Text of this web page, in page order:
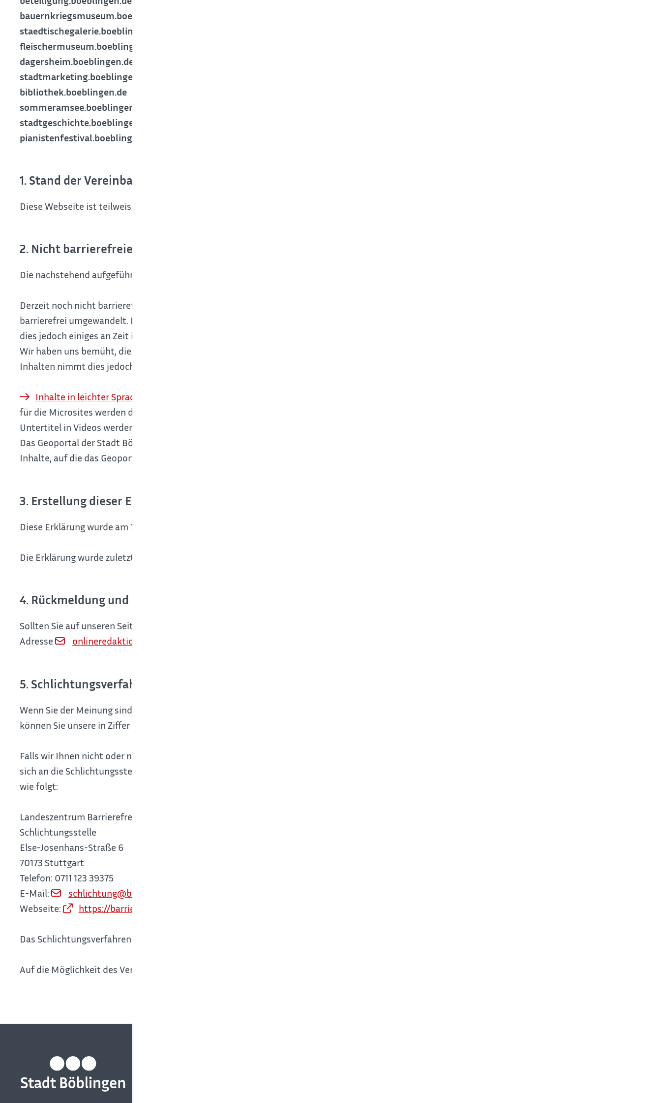
bauernkriegsmuseum.boeblingen.de
staedtischegalerie.boeblingen.de
fleischermuseum.boeblingen.de
dagersheim.boeblingen.de
stadtmarketing.boeblingen.de
bibliothek.boeblingen.de
sommeramsee.boeblingen.de
stadtgeschichte.boeblingen.de
pianistenfestival.boeblingen.de
1. Stand der Vereinbarkeit mit den Anforderungen
Diese Webseite ist teilweise mit § 10 Absatz 1 L-BGG vereinbar.
2. Nicht barrierefreie Inhalte
Die nachstehend aufgeführten Inhalte sind aus den folgenden Gründen nicht barrierefrei:
Derzeit noch nicht barrierefrei sind Formulare, Broschüren und verlinkte PDF-Dateien. Diese werden aber Zug um Zug
barrierefrei umgewandelt. Die Mitarbeiter sind bzw. werden entsprechend geschult. Wegen der Menge an Inhalten nimmt
dies jedoch einiges an Zeit in Anspruch.
Wir haben uns bemüht, die wichtigsten Inhalte der PDF-Dateien in Textformen zusammen zufassen. Wegen der Menge an
Inhalten nimmt dies jedoch einiges an Zeit in Anspruch.
Inhalte in leichter Sprache
für die Microsites werden diese aktuell erarbeitet.
Untertitel in Videos werden zur Zeit erarbeitet und nachgereicht.
Das Geoportal der Stadt Böblingen ist aufgrund der Kartendarstellung nicht barrierefrei. Ebenso kann die Barrierefreiheit für
Inhalte, auf die das Geoportal verweist, nicht sichergestellt werden.
3. Erstellung dieser Erklärung zur Barrierefreiheit
Diese Erklärung wurde am 17.03.2026 erstellt und beruht auf einer Selbstbewertung.
Die Erklärung wurde zuletzt geprüft und aktualisiert am 24.03.2026.
4. Rückmeldung und Kontaktangaben
Sollten Sie auf unseren Seiten dennoch auf Barrieren stoßen, bitten wir um Ihre Mithilfe: Senden Sie uns unter der E-Mail-
Adresse
onlineredaktion@boeblingen.de
5. Schlichtungsverfahren
Wenn Sie der Meinung sind, dass diese [Webseite(n)] [mobile(n) Anwendung(en)] nicht barrierefrei zugänglich [ist] [sind],
können Sie unsere in Ziffer 4 genannte Stelle oder Person darüber informieren.
Falls wir Ihnen nicht oder nicht zufriedenstellend innerhalb von vier Wochen ab Zugang Ihrer Anfrage antworten, können Sie
sich an die Schlichtungsstelle des Landeszentrums Barrierefreiheit (LZ-BARR) wenden. Die Schlichtungsstelle erreichen Sie
wie folgt:
Landeszentrum Barrierefreiheit
Schlichtungsstelle
Else-Josenhans-Straße 6
70173 Stuttgart
Telefon: 0711 123 39375
E-Mail:
schlichtung@barrierefreiheit.bwl.de
Webseite:
https://barrierefreiheit-bw.de/
Das Schlichtungsverfahren ist unentgeltlich.
Auf die Möglichkeit des Verbandsklagerechts nach § 12 Absatz 1 Satz 1 Nummer 4 L-BGG wird hingewiesen.